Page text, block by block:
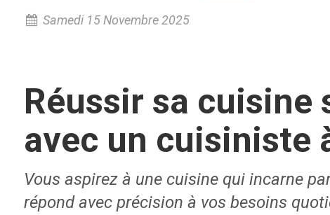
Samedi 15 Novembre 2025
Réussir sa cuisine
avec un cuisiniste
Vous aspirez à une cuisine qui incarne
répond avec précision à vos besoins